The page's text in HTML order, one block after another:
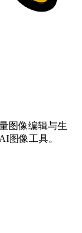
图像编辑与生
图像工具。